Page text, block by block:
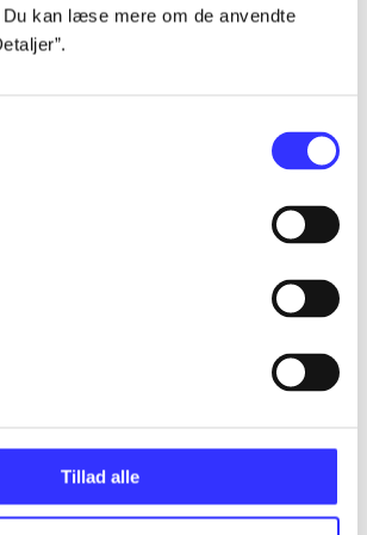
Du kan læse mere om de anvendte
Tillad alle
artikler fordelt på udgivelser